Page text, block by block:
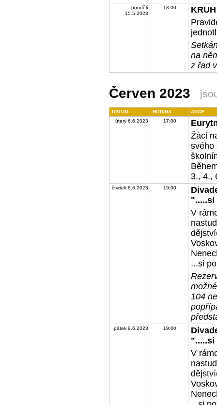
pondělí
15.5.2023
18:00
na
z řad
Červen 2023
DATUM HODINA
AKCE
úterý 6.6.2023
17:00
Žáci
svého
3., 4.,
čtvrtek 8.6.2023 19:00
".....si
V
...si
104
pátek 9.6.2023 19:00
".....si
V